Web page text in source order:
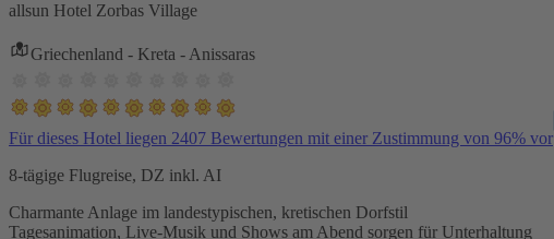
allsun Hotel Zorbas Village
Griechenland - Kreta - Anissaras
Für dieses Hotel liegen 2407 Bewertungen mit einer Zustimmung von 96% vor
8-tägige Flugreise, DZ inkl. AI
Charmante Anlage im landestypischen, kretischen Dorfstil
Tagesanimation, Live-Musik und Shows am Abend sorgen für Unterhaltung